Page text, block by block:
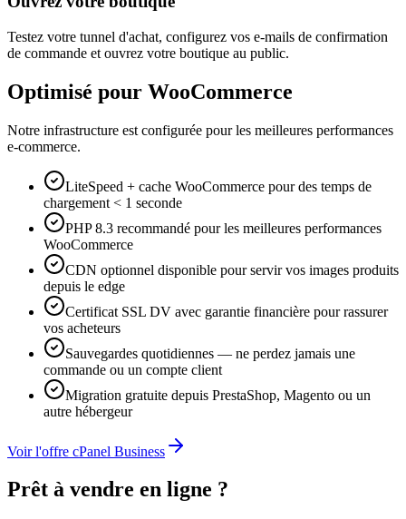
Testez votre tunnel d'achat, configurez vos e-mails de confirmation
de commande et ouvrez votre boutique au public.
Optimisé pour WooCommerce
Notre infrastructure est configurée pour les meilleures performances
e-commerce.
LiteSpeed + cache WooCommerce pour des temps de
chargement < 1 seconde
PHP 8.3 recommandé pour les meilleures performances
WooCommerce
CDN optionnel disponible pour servir vos images produits
depuis le edge
Certificat SSL DV avec garantie financière pour rassurer
vos acheteurs
Sauvegardes quotidiennes — ne perdez jamais une
commande ou un compte client
Migration gratuite depuis PrestaShop, Magento ou un
autre hébergeur
Voir l'offre cPanel Business
Prêt à vendre en ligne ?